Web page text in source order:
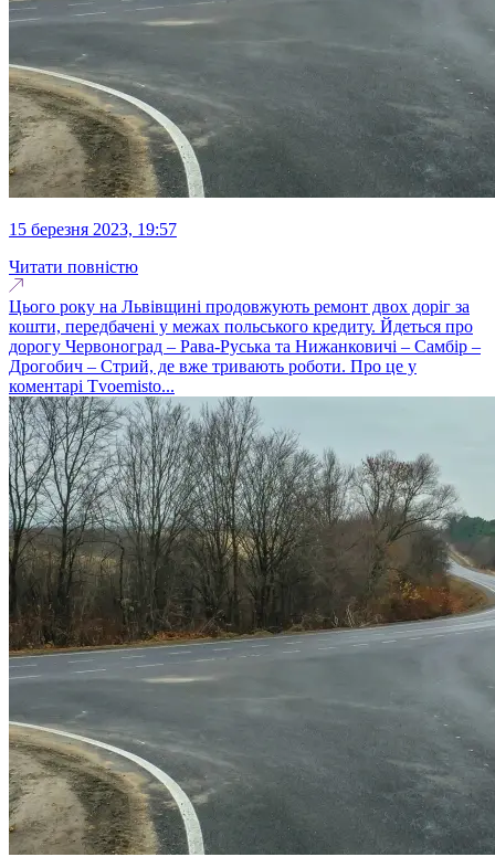
15 березня 2023, 19:57
Читати повністю
Цього року на Львівщині продовжують ремонт двох доріг за
кошти, передбачені у межах польського кредиту. Йдеться про
дорогу Червоноград – Рава-Руська та Нижанковичі – Самбір –
Дрогобич – Стрий, де вже тривають роботи. Про це у
коментарі Tvoemisto...